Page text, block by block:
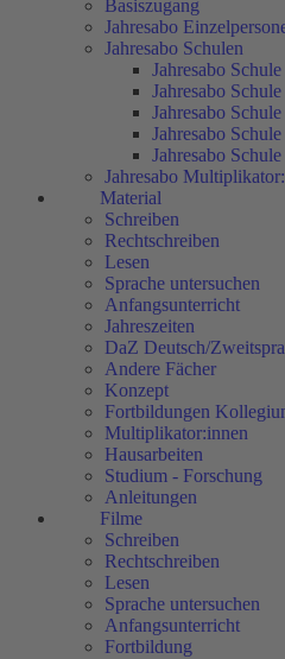
Basiszugang
Jahresabo
Jahresabo Schulen
Jahresabo
Jahresabo
Jahresabo
Jahresabo
Jahresabo
Jahresabo
Material
Schreiben
Rechtschreiben
Lesen
Sprache untersuchen
Anfangsunterricht
Jahreszeiten
DaZ Deutsch/
Andere Fächer
Konzept
Fortbildungen
Multiplikator:innen
Hausarbeiten
Studium - Forschung
Anleitungen
Filme
Schreiben
Rechtschreiben
Lesen
Sprache untersuchen
Anfangsunterricht
Fortbildung